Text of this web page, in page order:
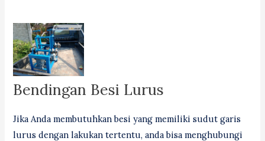
Bendingan Besi Lurus
Jika Anda membutuhkan besi yang memiliki sudut garis
lurus dengan lakukan tertentu, anda bisa menghubungi